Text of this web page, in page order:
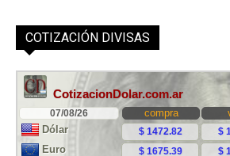
COTIZACIÓN DIVISAS